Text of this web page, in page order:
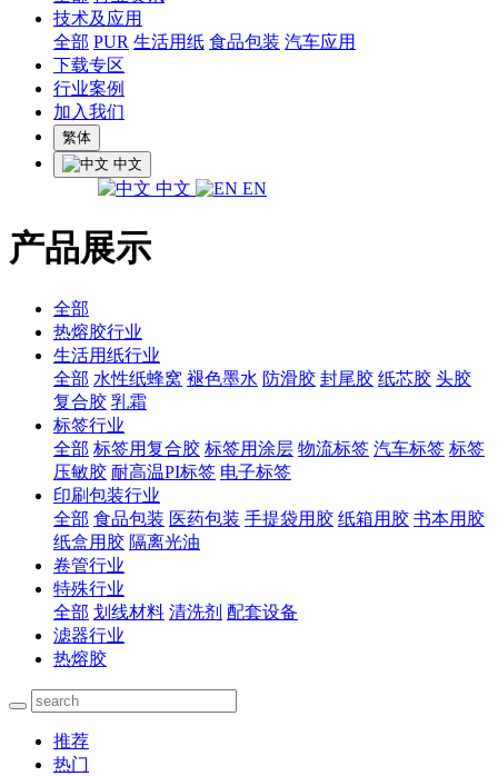
技术及应用
全部 PUR 生活用纸 食品包装 汽车应用
下载专区
行业案例
加入我们
繁体
中文
中文 EN
产品展示
全部
热熔胶行业
生活用纸行业
全部 水性纸蜂窝 褪色墨水 防滑胶 封尾胶 纸芯胶 头胶
复合胶 乳霜
标签行业
全部 标签用复合胶 标签用涂层 物流标签 汽车标签 标签
压敏胶 耐高温PI标签 电子标签
印刷包装行业
全部 食品包装 医药包装 手提袋用胶 纸箱用胶 书本用胶
纸盒用胶 隔离光油
卷管行业
特殊行业
全部 划线材料 清洗剂 配套设备
滤器行业
热熔胶
推荐
热门